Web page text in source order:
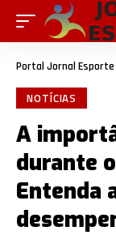
Portal Jornal Esporte
NOTÍCIAS
A
durante
Entenda